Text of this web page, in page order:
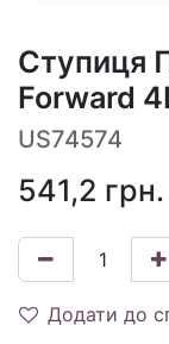
Ступиця
Forward
US74574
541,2 грн.
Додати до